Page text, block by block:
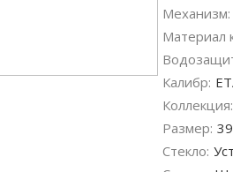
Механизм:
Материал
Калибр:
Коллекция:
Размер:
Стекло: